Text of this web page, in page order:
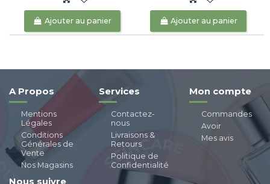
Ajouter au panier Ajouter au panier
A Propos
Mentions
Légales
Conditions
Générales de
Vente
Nos Magasins
Services
Contactez-
nous
Livraisons &
Retours
Politique de
Confidentialité
Mon compte
Commandes
Avoir
Mes avis
Nous suivre